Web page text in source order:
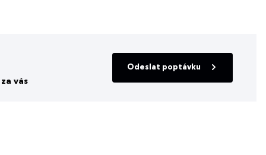
vás
Odeslat poptávku